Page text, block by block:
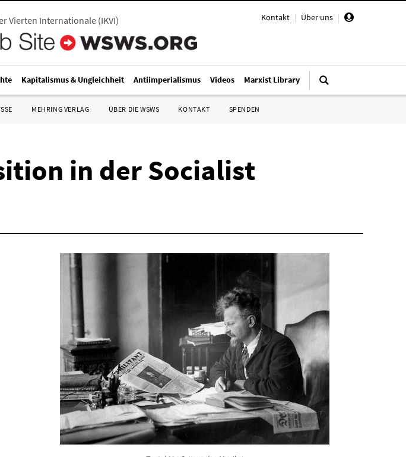
Kontakt | Über uns |
Vierten Internationale(IKVI)
Kapitalismus & Ungleichheit Antiimperialismus Videos Marxist Library
MEHRING VERLAG ÜBER DIE WSWS KONTAKT SPENDEN
in der Socialist